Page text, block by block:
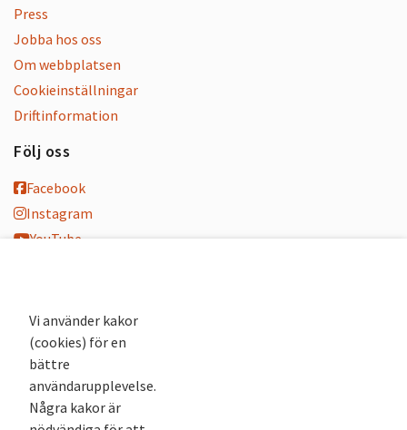
Press
Jobba hos oss
Om webbplatsen
Cookieinställningar
Driftinformation
Följ oss
Facebook
Instagram
YouTube
Nyhetsbrev
Andra webbplatser
Arkivsök
Fornsök
Vi använder kakor
(cookies) för en
bättre
användarupplevelse.
Några kakor är